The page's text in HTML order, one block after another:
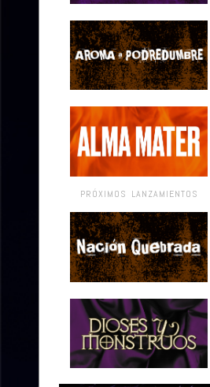
PRÓXIMOS LANZAMIENTOS